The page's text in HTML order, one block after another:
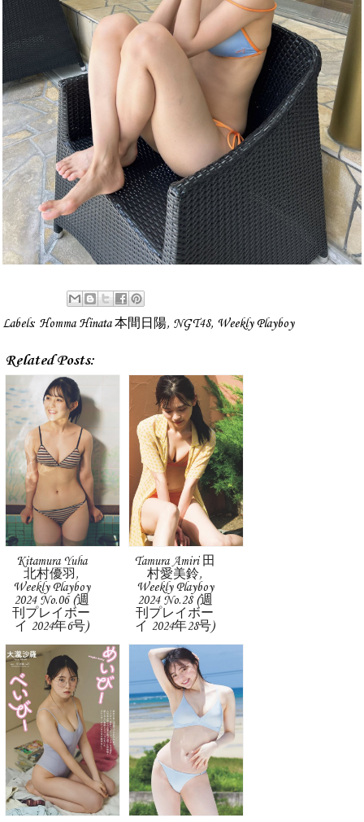
Labels: Homma Hinata 本間日陽, NGT48, Weekly Playboy
Related Posts:
Kitamura Yuha
北村優羽,
Weekly Playboy
2024 No.06 (週
刊プレイボー
イ 2024年6号)
Tamura Amiri 田
村愛美鈴,
Weekly Playboy
2024 No.28 (週
刊プレイボー
イ 2024年28号)